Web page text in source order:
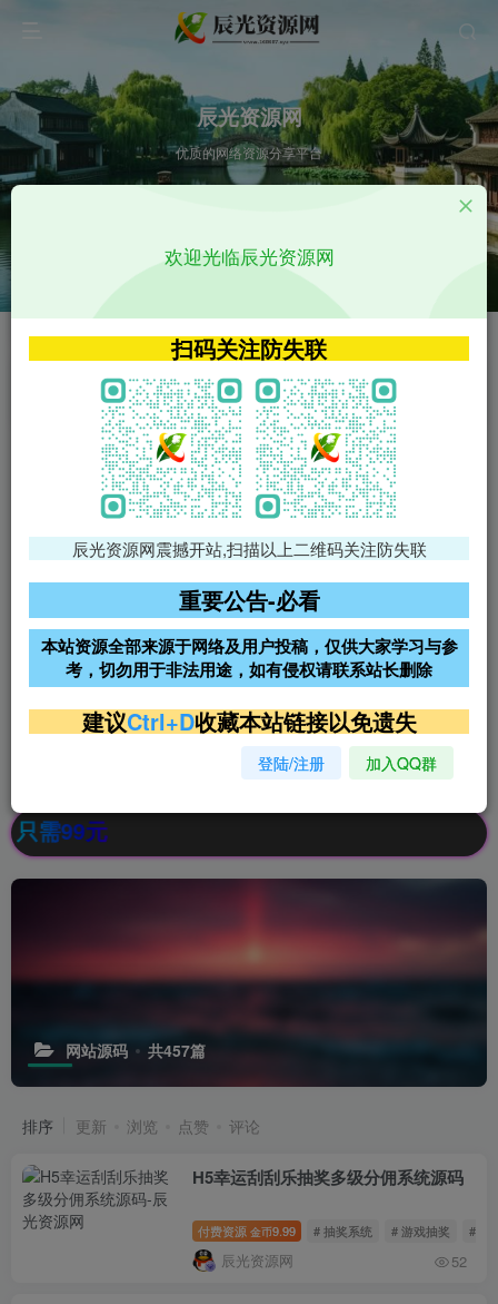
辰光资源网
优质的网络资源分享平台
VIP特权介绍 APP源码
VIP特权介绍
火
VIP特权介绍
影视源码
影视源码
免费领支付宝红包
腾讯轻量4核4G3M服务器38元/
阿里云2核2G200M服务器68元/
年
雨云高防免备案服务器
超低价文字广告位招租 超低价文字广告位招租
超低价文字广告位招租
99元
网站源码 共457篇
排序 更新 浏览 点赞 评论
H5幸运刮刮乐抽奖多级分佣系统源码
付费资源 金币9.99 # 抽奖系统 # 游戏抽奖 # 刮
辰光资源网 52
欢迎光临辰光资源网
扫码关注防失联
辰光资源网震撼开站,扫描以上二维码关注防失联
重要公告-必看
本站资源全部来源于网络及用户投稿，仅供大家学习与参
考，切勿用于非法用途，如有侵权请联系站长删除
建议Ctrl+D收藏本站链接以免遗失
登陆/注册 加入QQ群